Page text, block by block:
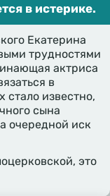
в истерике.
Екатерина
трудностями
актриса
в
стало известно,
сына
очередной иск
это